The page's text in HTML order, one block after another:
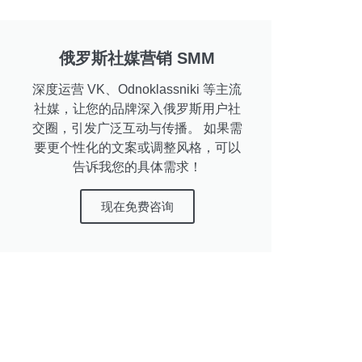
俄罗斯社媒营销 SMM
深度运营 VK、Odnoklassniki 等主流
社媒，让您的品牌深入俄罗斯用户社
交圈，引发广泛互动与传播。 如果需
要更个性化的文案或调整风格，可以
告诉我您的具体需求！
现在免费咨询